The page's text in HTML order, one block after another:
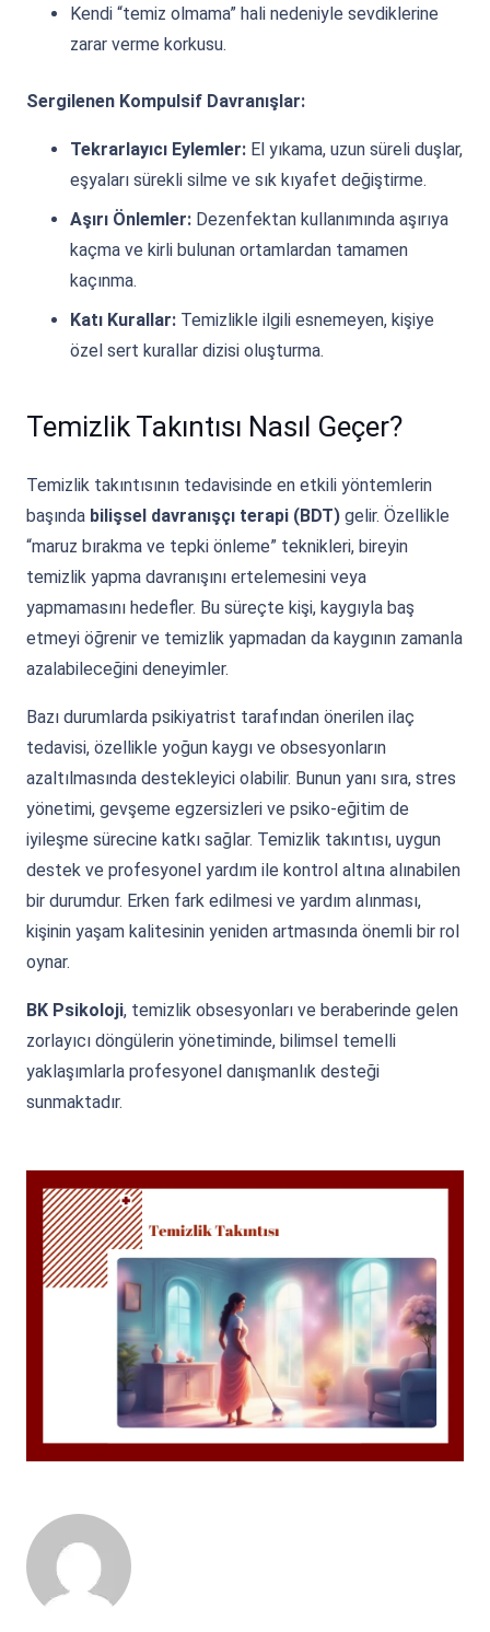
Kendi “temiz olmama” hali nedeniyle sevdiklerine
zarar verme korkusu.
Sergilenen Kompulsif Davranışlar:
Tekrarlayıcı Eylemler: El yıkama, uzun süreli duşlar,
eşyaları sürekli silme ve sık kıyafet değiştirme.
Aşırı Önlemler: Dezenfektan kullanımında aşırıya
kaçma ve kirli bulunan ortamlardan tamamen
kaçınma.
Katı Kurallar: Temizlikle ilgili esnemeyen, kişiye
özel sert kurallar dizisi oluşturma.
Temizlik Takıntısı Nasıl Geçer?
Temizlik takıntısının tedavisinde en etkili yöntemlerin
başında bilişsel davranışçı terapi (BDT) gelir. Özellikle
“maruz bırakma ve tepki önleme” teknikleri, bireyin
temizlik yapma davranışını ertelemesini veya
yapmamasını hedefler. Bu süreçte kişi, kaygıyla baş
etmeyi öğrenir ve temizlik yapmadan da kaygının zamanla
azalabileceğini deneyimler.
Bazı durumlarda psikiyatrist tarafından önerilen ilaç
tedavisi, özellikle yoğun kaygı ve obsesyonların
azaltılmasında destekleyici olabilir. Bunun yanı sıra, stres
yönetimi, gevşeme egzersizleri ve psiko-eğitim de
iyileşme sürecine katkı sağlar. Temizlik takıntısı, uygun
destek ve profesyonel yardım ile kontrol altına alınabilen
bir durumdur. Erken fark edilmesi ve yardım alınması,
kişinin yaşam kalitesinin yeniden artmasında önemli bir rol
oynar.
BK Psikoloji, temizlik obsesyonları ve beraberinde gelen
zorlayıcı döngülerin yönetiminde, bilimsel temelli
yaklaşımlarla profesyonel danışmanlık desteği
sunmaktadır.